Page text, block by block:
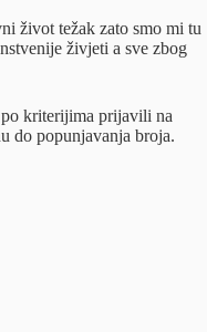
život težak zato smo mi tu
živjeti a sve zbog
kriterijima prijavili na
do popunjavanja broja.